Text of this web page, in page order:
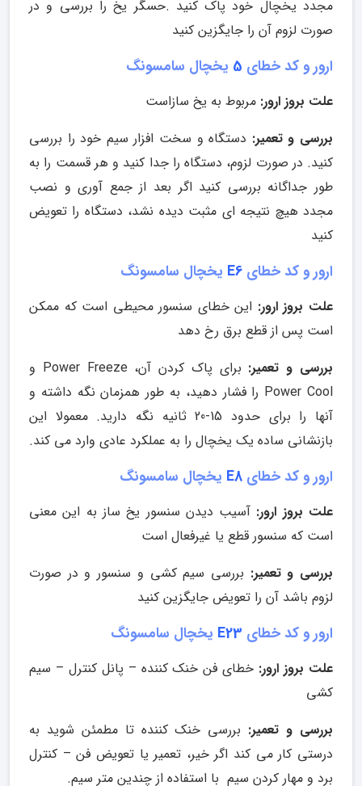
مجدد یخچال خود پاک کنید .حسگر یخ را بررسی و در
صورت لزوم آن را جایگزین کنید
ارور و کد خطای 5 یخچال سامسونگ
علت بروز ارور: مربوط به یخ سازاست
بررسی و تعمیر: دستگاه و سخت افزار سیم خود را بررسی
کنید. در صورت لزوم، دستگاه را جدا کنید و هر قسمت را به
طور جداگانه بررسی کنید اگر بعد از جمع آوری و نصب
مجدد هیچ نتیجه ای مثبت دیده نشد، دستگاه را تعویض
کنید
ارور و کد خطای E6 یخچال سامسونگ
علت بروز ارور: این خطای سنسور محیطی است که ممکن
است پس از قطع برق رخ دهد
بررسی و تعمیر:
برای پاک کردن آن، Power Freeze و
Power Cool را فشار دهید، به طور همزمان نگه داشته و
آنها را برای حدود 15-20 ثانیه نگه دارید. معمولا این
بازنشانی ساده یک یخچال را به عملکرد عادی وارد می کند.
ارور و کد خطای E8 یخچال سامسونگ
علت بروز ارور: آسیب دیدن سنسور یخ ساز به این معنی
است که سنسور قطع یا غیرفعال است
بررسی و تعمیر: بررسی سیم کشی و سنسور و در صورت
لزوم باشد آن را تعویض جایگزین کنید
ارور و کد خطای E23 یخچال سامسونگ
علت بروز ارور: خطای فن خنک کننده – پانل کنترل – سیم
کشی
بررسی و تعمیر: بررسی خنک کننده تا مطمئن شوید به
درستی کار می کند اگر خیر، تعمیر یا تعویض فن – کنترل
برد و مهار کردن سیم با استفاده از چندین متر سیم.